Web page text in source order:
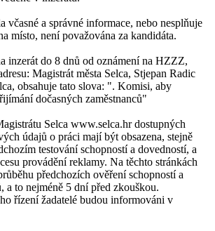
včasné a správné informace, nebo nesplňuje
místo, není považována za kandidáta.
inzerát do 8 dnů od oznámení na HZZZ,
Magistrát města Selca, Stjepan Radic
obsahuje tato slova: ". Komisi, aby
dočasných zaměstnanců"
Selca www.selca.hr dostupných
údajů o práci mají být obsazena, stejně
testování schopností a dovedností, a
provádění reklamy. Na těchto stránkách
předchozích ověření schopností a
a to nejméně 5 dní před zkouškou.
řízení žadatelé budou informováni v